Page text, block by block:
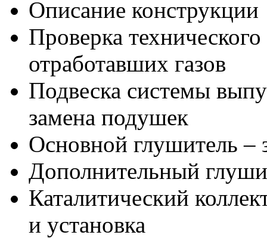
Описание конструкции
Проверка
отработавших газов
Подвеска системы
замена подушек
Основной глушитель –
Дополнительный
Каталитический
и установка